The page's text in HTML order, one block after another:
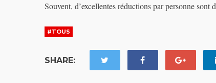
Souvent, d’excellentes réductions par personne
#TOUS
SHARE: